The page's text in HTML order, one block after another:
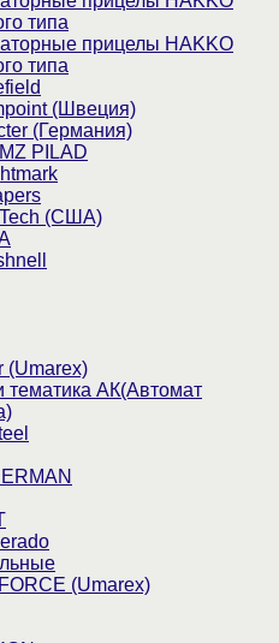
типа
прицелы HAKKO
типа
(Швеция)
(Германия)
PILAD
(США)
(Umarex)
тематика АК(Автомат
(Umarex)